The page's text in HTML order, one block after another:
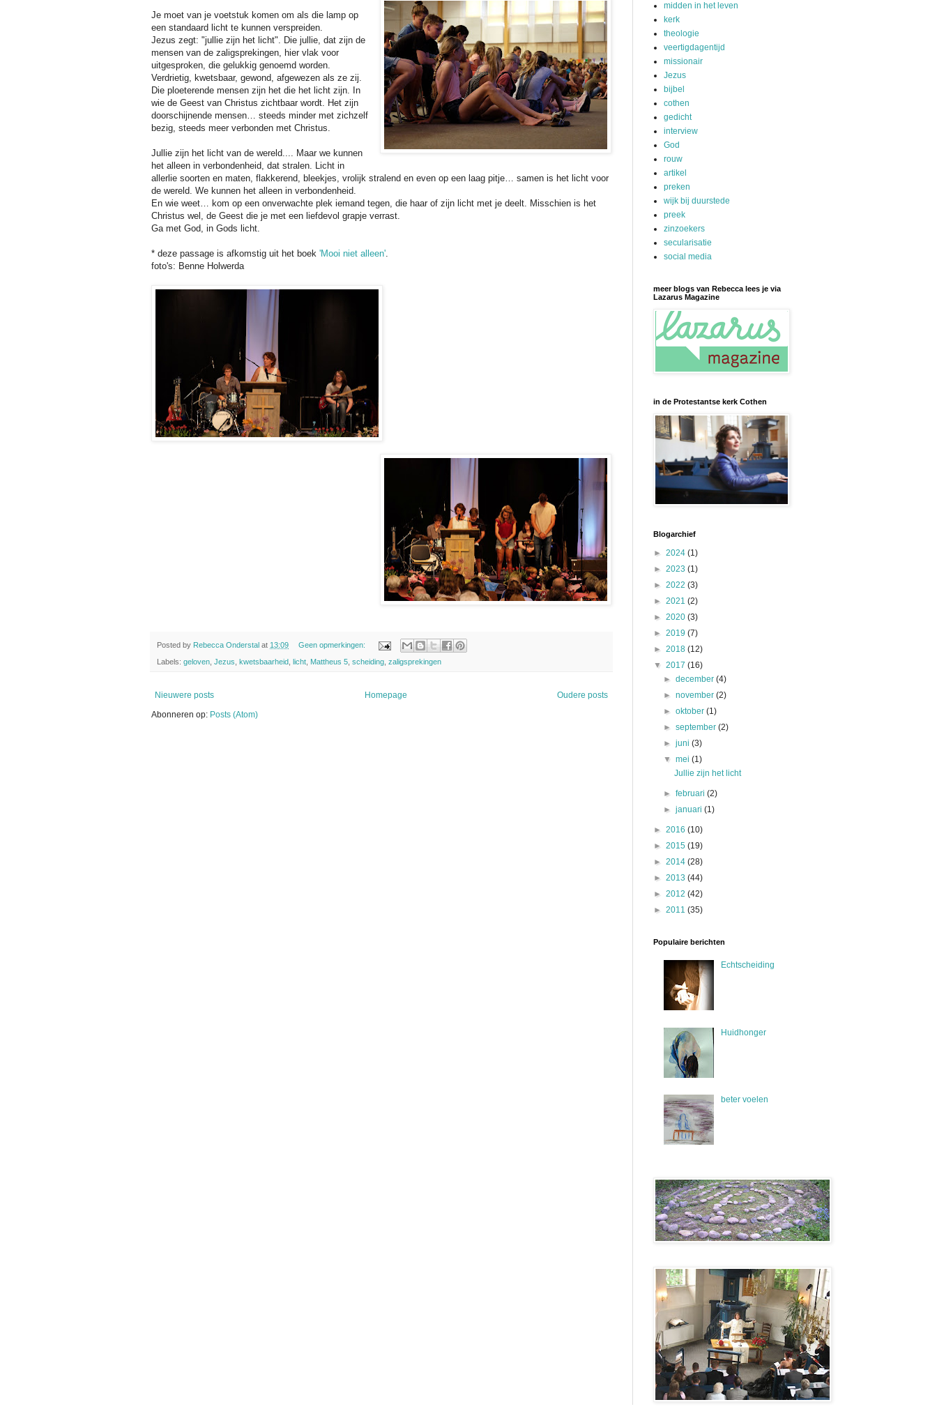
Je moet van je voetstuk komen om als die lamp op
een standaard licht te kunnen verspreiden.
Jezus zegt: "jullie zijn het licht". Die jullie, dat zijn de
mensen van de zaligsprekingen, hier vlak voor
uitgesproken, die gelukkig genoemd worden.
Verdrietig, kwetsbaar, gewond, afgewezen als ze zij.
Die ploeterende mensen zijn het die het licht zijn. In
wie de Geest van Christus zichtbaar wordt. Het zijn
doorschijnende mensen… steeds minder met zichzelf
bezig, steeds meer verbonden met Christus.
Jullie zijn het licht van de wereld.... Maar we kunnen
het alleen in verbondenheid, dat stralen. Licht in
allerlie soorten en maten, flakkerend, bleekjes, vrolijk stralend en even op een laag pitje… samen is het licht voor
de wereld. We kunnen het alleen in verbondenheid.
En wie weet… kom op een onverwachte plek iemand tegen, die haar of zijn licht met je deelt. Misschien is het
Christus wel, de Geest die je met een liefdevol grapje verrast.
Ga met God, in Gods licht.
* deze passage is afkomstig uit het boek 'Mooi niet alleen'
foto's: Benne Holwerda
Posted by Rebecca Onderstal at 13:09 Geen opmerkingen:
Labels: geloven, Jezus, kwetsbaarheid, licht, Mattheus 5, scheiding, zaligsprekingen
Nieuwere posts Oudere posts
Homepage
Abonneren op: Posts (Atom)
midden in het leven
kerk
theologie
veertigdagentijd
missionair
Jezus
bijbel
cothen
gedicht
interview
God
rouw
artikel
preken
wijk bij duurstede
preek
zinzoekers
secularisatie
social media
meer blogs van Rebecca lees je via
Lazarus Magazine
in de Protestantse kerk Cothen
Blogarchief
► 2024 (1)
► 2023 (1)
► 2022 (3)
► 2021 (2)
► 2020 (3)
► 2019 (7)
► 2018 (12)
▼ 2017 (16)
►december(4)
►november(2)
►oktober(1)
►september(2)
►juni(3)
▼mei(1)
Jullie zijn het licht
►februari(2)
►januari(1)
► 2016 (10)
► 2015 (19)
► 2014 (28)
► 2013 (44)
► 2012 (42)
► 2011 (35)
Populaire berichten
Echtscheiding
Huidhonger
beter voelen